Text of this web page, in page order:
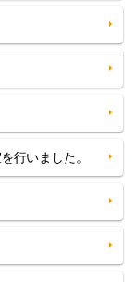
行いました。